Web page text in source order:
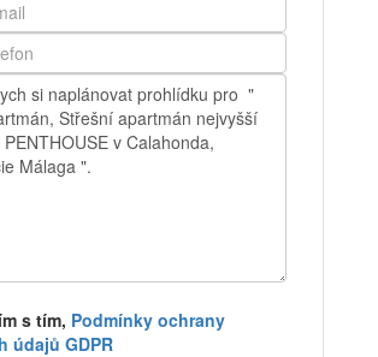
s tím, Podmínky ochrany
údajů GDPR